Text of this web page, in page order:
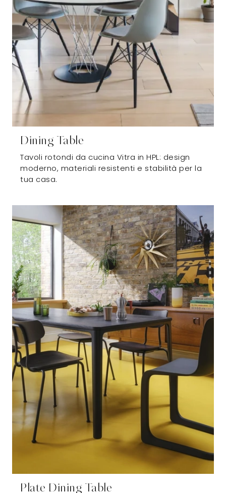
Dining Table
Tavoli rotondi da cucina Vitra in HPL: design
moderno, materiali resistenti e stabilità per la
tua casa.
Plate Dining Table